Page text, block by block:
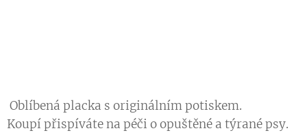
Oblíbená placka s originálním potiskem.
Koupí přispíváte na péči o opuštěné a týrané psy.